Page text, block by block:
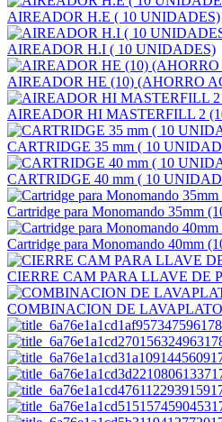
AIREADOR H.E ( 10 UNIDADES)
AIREADOR H.I ( 10 UNIDADES)
AIREADOR HE (10) (AHORRO
AIREADOR HI MASTERFILL 2
CARTRIDGE 35 mm ( 10
CARTRIDGE 40 mm ( 10
Cartridge para Monomando 35mm
Cartridge para Monomando 40mm
CIERRE CAM PARA LLAVE DE
COMBINACION DE